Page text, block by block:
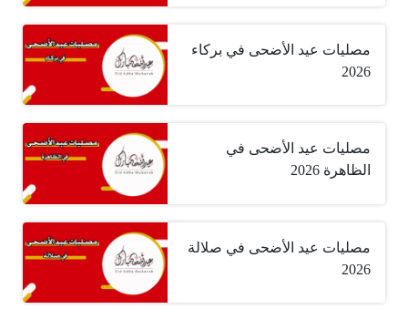
مصليات عيد الأضحى في بركاء
2026
مصليات عيد الأضحى في
الظاهرة 2026
مصليات عيد الأضحى في صلالة
2026